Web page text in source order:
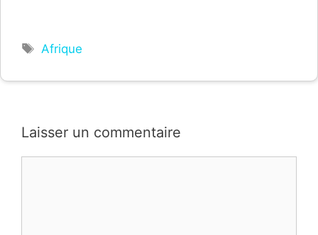
Étiquettes
Afrique
Laisser un commentaire